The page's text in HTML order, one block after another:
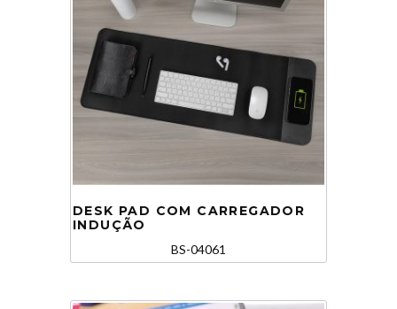
DESK PAD COM CARREGADOR
INDUÇÃO
BS-04061